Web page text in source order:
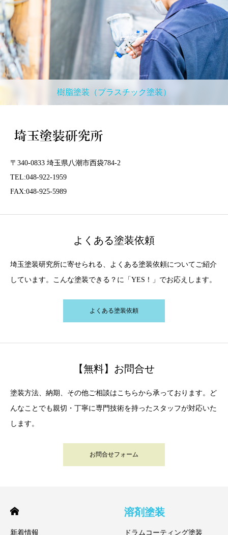
樹脂塗装（プラスチック塗装）
〒340-0833 埼玉県八潮市西袋784-2
TEL:048-922-1959
FAX:048-925-5989
よくある塗装依頼
埼玉塗装研究所に寄せられる、よくある塗装依頼についてご紹介
しています。こんな塗装できる？に「YES！」でお応えします。
よくある塗装依頼
【無料】お問合せ
塗装方法、納期、その他ご相談はこちらから承っております。ど
んなことでも親切・丁寧に専門技術を持ったスタッフが対応いた
します。
お問合せフォーム
新着情報
溶剤塗装
ドラムコーティング塗装